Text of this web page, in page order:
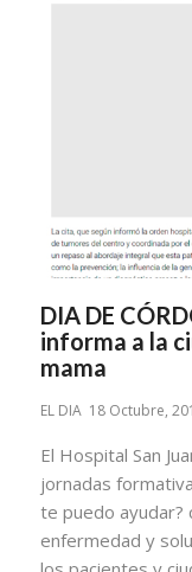
DIA DE
informa a la
mama
EL DIA 18 Octubre,
El Hospital San
jornadas
te puedo ayudar?
enfermedad y